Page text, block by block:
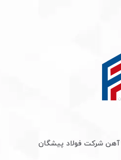
آهن شرکت فولاد پیشگان